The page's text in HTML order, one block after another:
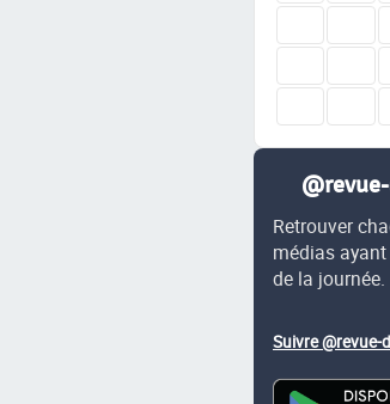
Retrouver
médias
de la journée.
Suivre @revue-